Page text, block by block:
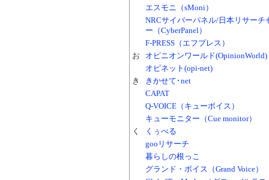
エスモニ（sMoni）
NRCサイバーパネル/日本リサーチ
ー（CyberPanel）
F-PRESS（エフプレス）
お
オピニオンワールド(OpinionWorld)
オピネット(opi-net)
き
きかせて･net
CAPAT
Q-VOICE（キューボイス）
キューモニター（Cue monitor）
く
くぅべる
gooリサーチ
暮らしの根っこ
グランド・ボイス（Grand Voice）